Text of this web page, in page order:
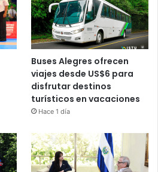
Buses Alegres ofrecen
viajes desde US$6 para
disfrutar destinos
turísticos en vacaciones
Hace 1 día